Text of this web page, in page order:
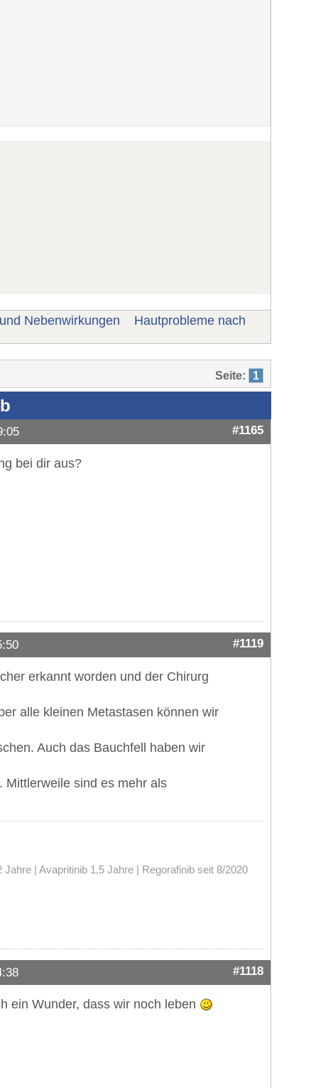
Nebenwirkungen
Hautprobleme nach
Seite: 1
#1165
bei dir aus?
#1119
erkannt worden und der Chirurg
alle kleinen Metastasen können wir
Auch das Bauchfell haben wir
Mittlerweile sind es mehr als
| Avapritinib 1,5 Jahre | Regorafinib seit 8/2020
#1118
ein Wunder, dass wir noch leben